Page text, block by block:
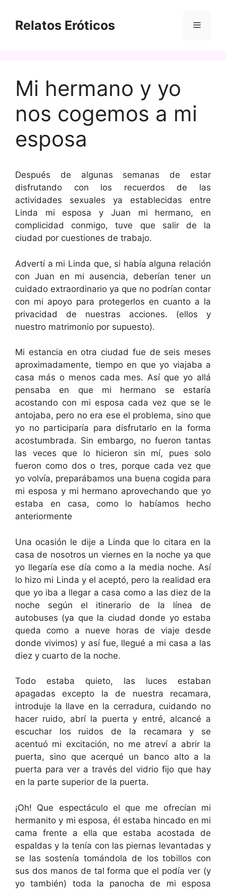
contenido
Relatos Eróticos Menú
Mi hermano y yo
nos cogemos a mi
esposa
Después de algunas semanas de estar
disfrutando con los recuerdos de las
actividades sexuales ya establecidas entre
Linda mi esposa y Juan mi hermano, en
complicidad conmigo, tuve que salir de la
ciudad por cuestiones de trabajo.
Advertí a mi Linda que, si había alguna relación
con Juan en mi ausencia, deberían tener un
cuidado extraordinario ya que no podrían contar
con mi apoyo para protegerlos en cuanto a la
privacidad de nuestras acciones. (ellos y
nuestro matrimonio por supuesto).
Mi estancia en otra ciudad fue de seis meses
aproximadamente, tiempo en que yo viajaba a
casa más o menos cada mes. Así que yo allá
pensaba en que mi hermano se estaría
acostando con mi esposa cada vez que se le
antojaba, pero no era ese el problema, sino que
yo no participaría para disfrutarlo en la forma
acostumbrada. Sin embargo, no fueron tantas
las veces que lo hicieron sin mí, pues solo
fueron como dos o tres, porque cada vez que
yo volvía, preparábamos una buena cogida para
mi esposa y mi hermano aprovechando que yo
estaba en casa, como lo habíamos hecho
anteriormente
Una ocasión le dije a Linda que lo citara en la
casa de nosotros un viernes en la noche ya que
yo llegaría ese día como a la media noche. Así
lo hizo mi Linda y el aceptó, pero la realidad era
que yo iba a llegar a casa como a las diez de la
noche según el itinerario de la línea de
autobuses (ya que la ciudad donde yo estaba
queda como a nueve horas de viaje desde
donde vivimos) y así fue, llegué a mi casa a las
diez y cuarto de la noche.
Todo estaba quieto, las luces estaban
apagadas excepto la de nuestra recamara,
introduje la llave en la cerradura, cuidando no
hacer ruido, abrí la puerta y entré, alcancé a
escuchar los ruidos de la recamara y se
acentuó mi excitación, no me atreví a abrir la
puerta, sino que acerqué un banco alto a la
puerta para ver a través del vidrio fijo que hay
en la parte superior de la puerta.
¡Oh! Que espectáculo el que me ofrecían mi
hermanito y mi esposa, él estaba hincado en mi
cama frente a ella que estaba acostada de
espaldas y la tenía con las piernas levantadas y
se las sostenía tomándola de los tobillos con
sus dos manos de tal forma que el podía ver (y
yo también) toda la panocha de mi esposa